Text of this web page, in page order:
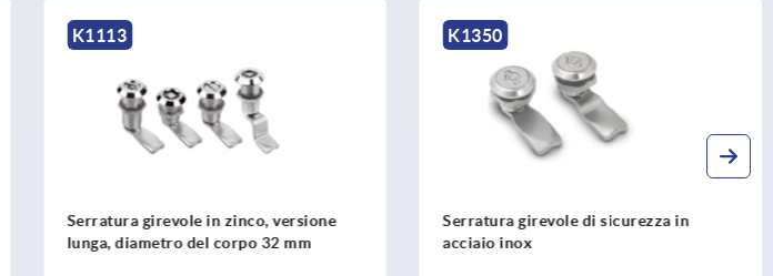
K1350
Serratura girevole di sicurezza in
acciaio inox
K0518
Serratura girevole, zinco, modello
piccolo